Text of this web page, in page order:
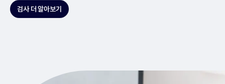
검사 더 알아보기